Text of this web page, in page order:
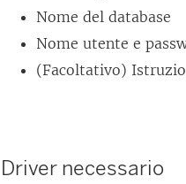
Nome del database
Nome utente e
(Facoltativo)
Driver necessario